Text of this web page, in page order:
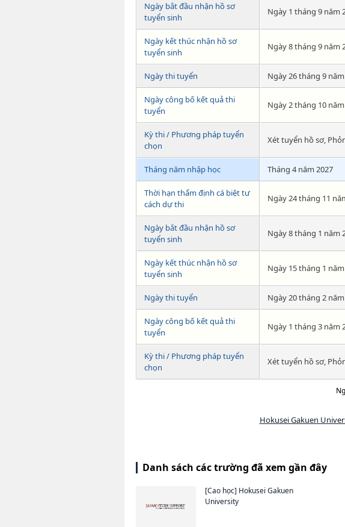
Ngày bắt đầu nhận hồ sơ
tuyển sinh
Ngày 1 tháng 9 năm
Ngày kết thúc nhận hồ sơ
tuyển sinh
Ngày 8 tháng 9 năm
Ngày thi tuyển Ngày 26 tháng 9
Ngày công bố kết quả thi
tuyển
Ngày 2 tháng 10
Kỳ thi / Phương pháp tuyển
chọn
Xét tuyển hồ sơ,
Tháng năm nhập học Tháng 4 năm 2027
Thời hạn thẩm định cá biệt tư
cách dự thi
Ngày 24 tháng 11
Ngày bắt đầu nhận hồ sơ
tuyển sinh
Ngày 8 tháng 1 năm
Ngày kết thúc nhận hồ sơ
tuyển sinh
Ngày 15 tháng 1
Ngày thi tuyển Ngày 20 tháng 2
Ngày công bố kết quả thi
tuyển
Ngày 1 tháng 3 năm
Kỳ thi / Phương pháp tuyển
chọn
Xét tuyển hồ sơ,
Hokusei Gakuen
Danh sách các trường đã xem gần đây
[Cao học] Hokusei Gakuen
University